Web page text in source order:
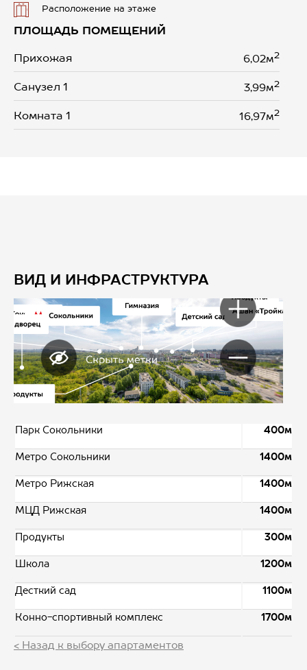
Расположение на этаже
ПЛОЩАДЬ ПОМЕЩЕНИЙ
Прихожая 6,02м2
Санузел 1 3,99м2
Комната 1 16,97м2
ВИД И ИНФРАСТРУКТУРА
Парк Сокольники 400м
Метро Сокольники 1400м
Метро Рижская 1400м
МЦД Рижская 1400м
Продукты 300м
Школа 1200м
Десткий сад 1100м
Конно-спортивный комплекс 1700м
< Назад к выбору апартаментов